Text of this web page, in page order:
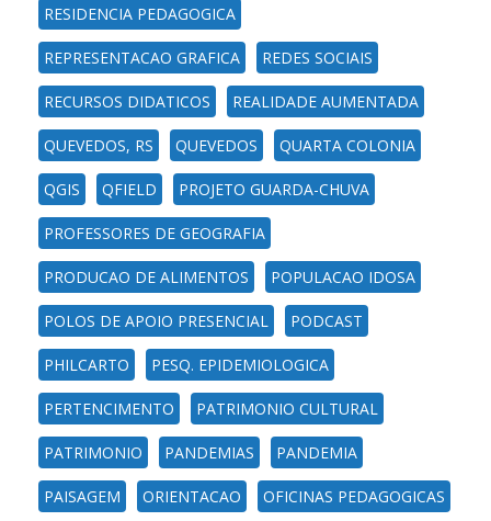
RESIDENCIA PEDAGOGICA
REPRESENTACAO GRAFICA REDES SOCIAIS
RECURSOS DIDATICOS REALIDADE AUMENTADA
QUEVEDOS, RS QUEVEDOS QUARTA COLONIA
QGIS QFIELD PROJETO GUARDA-CHUVA
PROFESSORES DE GEOGRAFIA
PRODUCAO DE ALIMENTOS POPULACAO IDOSA
POLOS DE APOIO PRESENCIAL PODCAST
PHILCARTO PESQ. EPIDEMIOLOGICA
PERTENCIMENTO PATRIMONIO CULTURAL
PATRIMONIO PANDEMIAS PANDEMIA
PAISAGEM ORIENTACAO OFICINAS PEDAGOGICAS